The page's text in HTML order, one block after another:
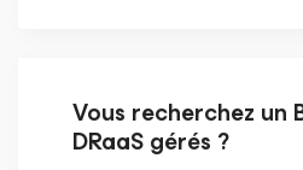
Vous recherchez un
DRaaS gérés ?